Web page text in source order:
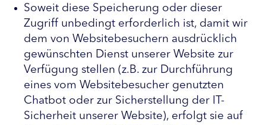
Soweit diese Speicherung oder dieser
Zugriff unbedingt erforderlich ist, damit wir
dem von Websitebesuchern ausdrücklich
gewünschten Dienst unserer Website zur
Verfügung stellen (z.B. zur Durchführung
eines vom Websitebesucher genutzten
Chatbot oder zur Sicherstellung der IT-
Sicherheit unserer Website), erfolgt sie auf